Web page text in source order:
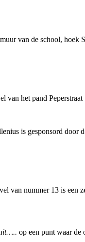
van de school, hoek
van het pand
is gesponsord door
van nummer 13 is een
op een punt waar